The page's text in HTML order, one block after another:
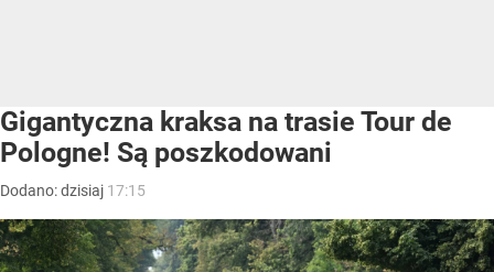
Gigantyczna kraksa na trasie Tour de
Pologne! Są poszkodowani
Dodano:dzisiaj 17:15